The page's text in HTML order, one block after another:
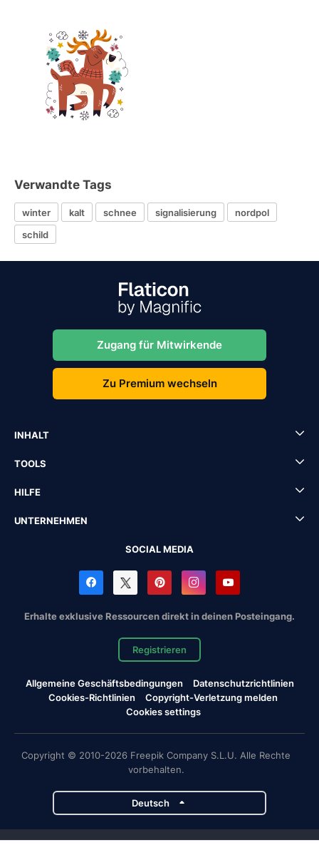
Verwandte Tags
winter kalt schnee signalisierung
nordpol
schild
Zugang für Mitwirkende
Zu Premium wechseln
INHALT
TOOLS
HILFE
UNTERNEHMEN
SOCIAL MEDIA
Erhalte exklusive Ressourcen direkt in deinen Posteingang.
Registrieren
Allgemeine Geschäftsbedingungen
Datenschutzrichtlinien
Cookies-Richtlinien
Copyright-Verletzung melden
Cookies settings
Copyright © 2010-2026 Freepik Company S.L.U. Alle Rechte
vorbehalten.
Deutsch